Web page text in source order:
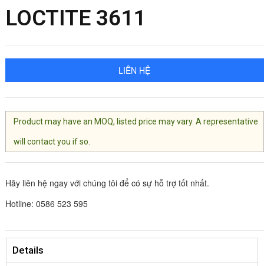
LOCTITE 3611
LIÊN HỆ
Product may have an MOQ, listed price may vary. A representative
will contact you if so.
Hãy liên hệ ngay với chúng tôi để có sự hỗ trợ tốt nhất.
Hotline: 0586 523 595
Details